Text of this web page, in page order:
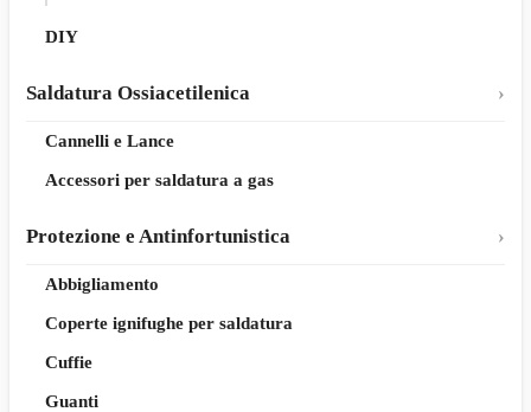
DIY
Saldatura Ossiacetilenica
Cannelli e Lance
Accessori per saldatura a gas
Protezione e Antinfortunistica
Abbigliamento
Coperte ignifughe per saldatura
Cuffie
Guanti